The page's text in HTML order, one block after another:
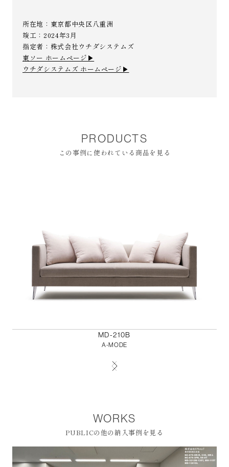
所在地：東京都中央区八重洲
竣工：2024年3月
指定者：株式会社ウチダシステムズ
東ソー ホームページ▶︎
ウチダシステムズ ホームページ▶︎
PRODUCTS
この事例に使われている商品を見る
MD-210B
A-MODE
WORKS
PUBLICの他の納入事例を見る